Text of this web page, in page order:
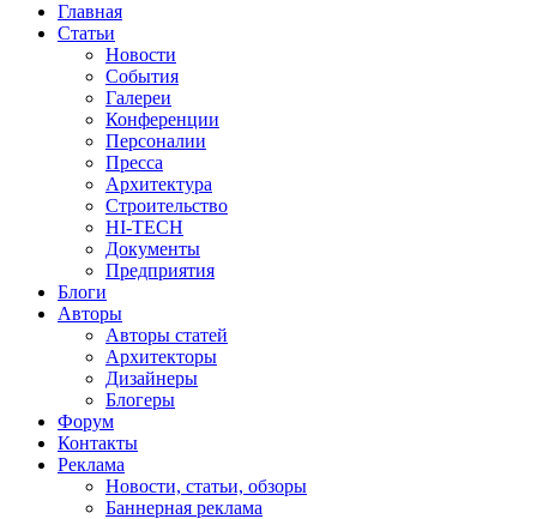
Главная
Статьи
Новости
События
Галереи
Конференции
Персоналии
Пресса
Архитектура
Строительство
HI-TECH
Документы
Предприятия
Блоги
Авторы
Авторы статей
Архитекторы
Дизайнеры
Блогеры
Форум
Контакты
Реклама
Новости, статьи, обзоры
Баннерная реклама